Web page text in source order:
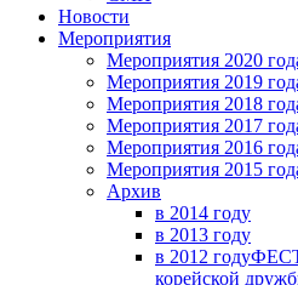
Новости
Мероприятия
Мероприятия 2020
Мероприятия 2019
Мероприятия 2018
Мероприятия 2017
Мероприятия 2016
Мероприятия 2015
Архив
в 2014 году
в 2013 году
в 2012 году
корейской